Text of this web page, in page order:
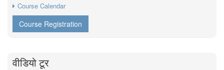
Course Calendar
Course Registration
वीडियो टूर